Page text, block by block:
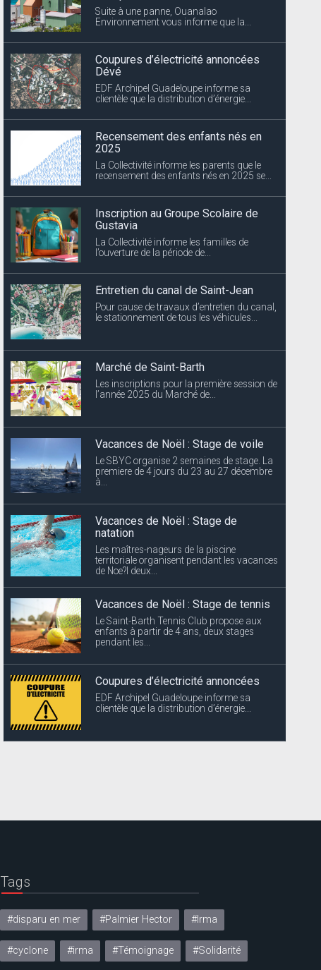
Suite à une panne, Ouanalao
Environnement vous informe que la...
Coupures d’électricité annoncées
Dévé
EDF Archipel Guadeloupe informe sa
clientèle que la distribution d’énergie...
Recensement des enfants nés en
2025
La Collectivité informe les parents que le
recensement des enfants nés en 2025 se...
Inscription au Groupe Scolaire de
Gustavia
La Collectivité informe les familles de
l’ouverture de la période de...
Entretien du canal de Saint-Jean
Pour cause de travaux d’entretien du canal,
le stationnement de tous les véhicules...
Marché de Saint-Barth
Les inscriptions pour la première session de
l’année 2025 du Marché de...
Vacances de Noël : Stage de voile
Le SBYC organise 2 semaines de stage. La
premiere de 4 jours du 23 au 27 décembre
à...
Vacances de Noël : Stage de
natation
Les maîtres-nageurs de la piscine
territoriale organisent pendant les vacances
de Noe?l deux...
Vacances de Noël : Stage de tennis
Le Saint-Barth Tennis Club propose aux
enfants à partir de 4 ans, deux stages
pendant les...
Coupures d’électricité annoncées
EDF Archipel Guadeloupe informe sa
clientèle que la distribution d’énergie...
Tags
#disparu en mer #Palmier Hector #Irma
#cyclone #irma #Témoignage #Solidarité